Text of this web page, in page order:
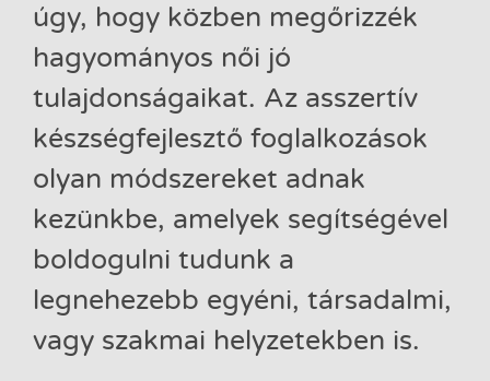
úgy, hogy közben megőrizzék
hagyományos női jó
tulajdonságaikat. Az asszertív
készségfejlesztő foglalkozások
olyan módszereket adnak
kezünkbe, amelyek segítségével
boldogulni tudunk a
legnehezebb egyéni, társadalmi,
vagy szakmai helyzetekben is.